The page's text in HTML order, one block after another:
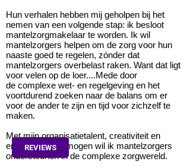
Hun verhalen hebben mij geholpen bij het
nemen van een volgende stap: ik besloot
mantelzorgmakelaar te worden. Ik wil
mantelzorgers helpen om de zorg voor hun
naaste goed te regelen, zónder dat
mantelzorgers overbelast raken. Want dat ligt
voor velen op de loer....Mede door
de complexe wet- en regelgeving en het
voortdurend zoeken naar de balans om er
voor de ander te zijn en tijd voor zichzelf te
maken.
Met mijn organisatietalent, creativiteit en
empathisch vermogen wil ik mantelzorgers
ondersteunen in de complexe zorgwereld.
REVIEWS